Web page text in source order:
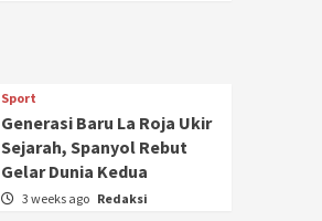
Sport
Generasi Baru La Roja Ukir
Sejarah, Spanyol Rebut
Gelar Dunia Kedua
3 weeks ago Redaksi